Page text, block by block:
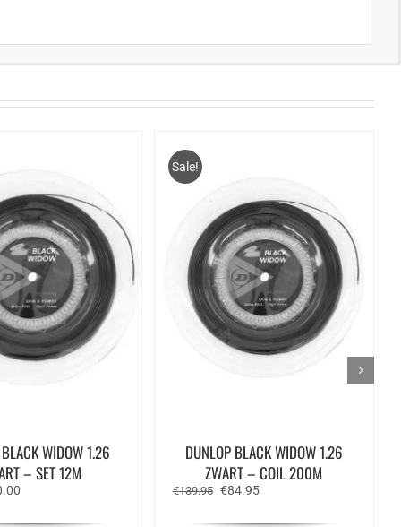
WIDOW 1.26
– SET 12M
Sale!
DUNLOP BLACK WIDOW 1.26
ZWART – COIL 200M
€139.95 Oorspronkelijke
€84.95Huidige